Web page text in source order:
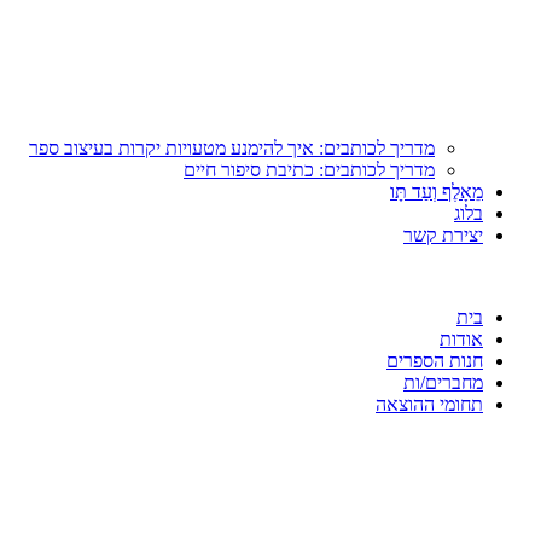
מדריך לכותבים: איך להימנע מטעויות יקרות בעיצוב ספר
מדריך לכותבים: כתיבת סיפור חיים
מֵאָלֶף וְעַד תָּו
בלוג
יצירת קשר
בית
אודות
חנות הספרים
מחברים/ות
תחומי ההוצאה